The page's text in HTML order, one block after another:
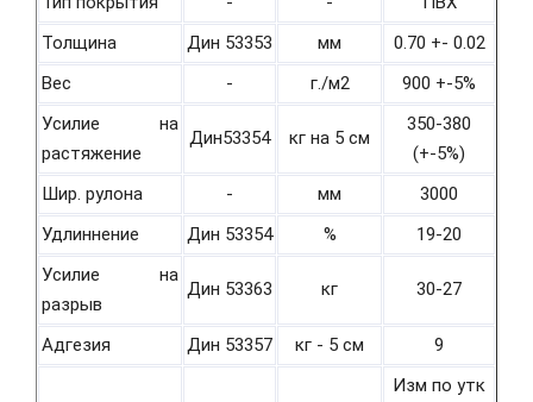
Толщина
Дин 53353 мм
0.70 +- 0.02
Вес
- г./м2
900 +-5%
Усилие на
растяжение
Дин53354 кг на 5 см
350-380
(+-5%)
Шир. рулона
- мм
3000
Удлиннение
Дин 53354 %
19-20
Усилие на
разрыв
Дин 53363 кг 30-27
Адгезия Дин 53357 кг - 5 см 9
Изм по утк